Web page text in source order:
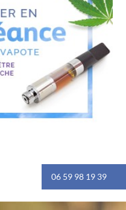
06 59 98 19 39